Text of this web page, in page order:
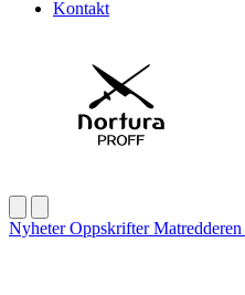
Kontakt
NyheterOppskrifterMatredderen